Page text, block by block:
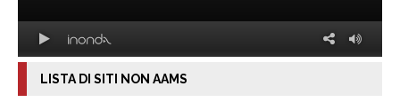
LISTA DI SITI NON AAMS